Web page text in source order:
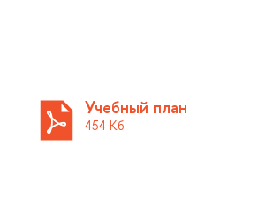
Учебный план
454 Кб